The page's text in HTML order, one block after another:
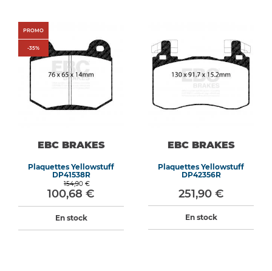
PROMO
-35%
EBC BRAKES
Plaquettes Yellowstuff
DP41538R
154,90 €
100,68 €
En stock
EBC BRAKES
Plaquettes Yellowstuff
DP42356R
251,90 €
En stock